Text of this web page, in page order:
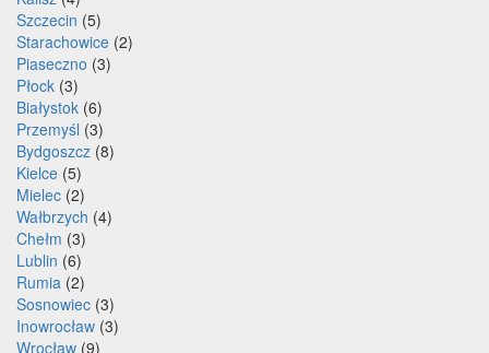
Szczecin (5)
Starachowice (2)
Piaseczno (3)
Płock (3)
Białystok (6)
Przemyśl (3)
Bydgoszcz (8)
Kielce (5)
Mielec (2)
Wałbrzych (4)
Chełm (3)
Lublin (6)
Rumia (2)
Sosnowiec (3)
Inowrocław (3)
Wrocław (9)